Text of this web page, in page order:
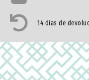
14 días de